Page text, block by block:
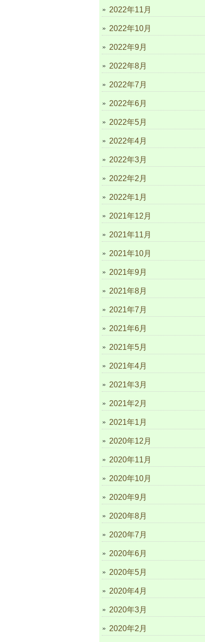
2022年11月
2022年10月
2022年9月
2022年8月
2022年7月
2022年6月
2022年5月
2022年4月
2022年3月
2022年2月
2022年1月
2021年12月
2021年11月
2021年10月
2021年9月
2021年8月
2021年7月
2021年6月
2021年5月
2021年4月
2021年3月
2021年2月
2021年1月
2020年12月
2020年11月
2020年10月
2020年9月
2020年8月
2020年7月
2020年6月
2020年5月
2020年4月
2020年3月
2020年2月